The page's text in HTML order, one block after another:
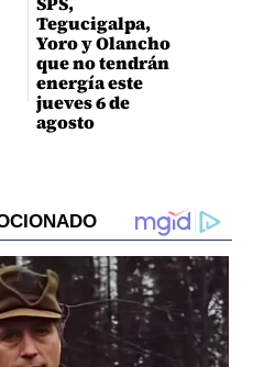
Tegucigalpa,
Yoro y Olancho
que no tendrán
energía este
jueves 6 de
agosto